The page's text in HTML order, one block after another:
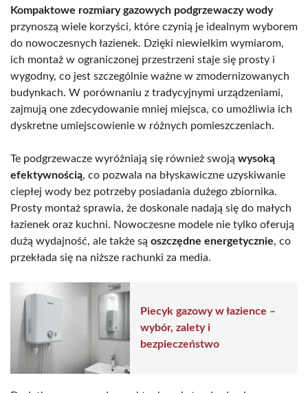
Kompaktowe rozmiary gazowych podgrzewaczy wody
przynoszą wiele korzyści, które czynią je idealnym wyborem
do nowoczesnych łazienek. Dzięki niewielkim wymiarom,
ich montaż w ograniczonej przestrzeni staje się prosty i
wygodny, co jest szczególnie ważne w zmodernizowanych
budynkach. W porównaniu z tradycyjnymi urządzeniami,
zajmują one zdecydowanie mniej miejsca, co umożliwia ich
dyskretne umiejscowienie w różnych pomieszczeniach.
Te podgrzewacze wyróżniają się również swoją wysoką
efektywnością, co pozwala na błyskawiczne uzyskiwanie
ciepłej wody bez potrzeby posiadania dużego zbiornika.
Prosty montaż sprawia, że doskonale nadają się do małych
łazienek oraz kuchni. Nowoczesne modele nie tylko oferują
dużą wydajność, ale także są oszczędne energetycznie, co
przekłada się na niższe rachunki za media.
Piecyk gazowy w łazience –
wybór, zalety i
bezpieczeństwo